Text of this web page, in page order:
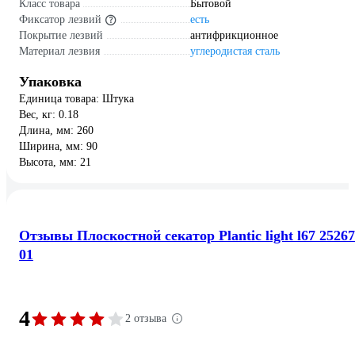
Класс товара
Бытовой
Фиксатор лезвий
есть
Покрытие лезвий
антифрикционное
Материал лезвия
углеродистая сталь
Упаковка
Единица товара: Штука
Вес, кг: 0.18
Длина, мм: 260
Ширина, мм: 90
Высота, мм: 21
Отзывы Плоскостной секатор Plantic light l67
01
4 2 отзыва